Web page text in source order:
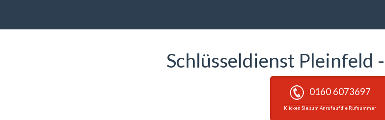
Schlüsseldienst Pleinfeld
0160 6073697
Klicken Sie zum Anruf auf die Rufnummer